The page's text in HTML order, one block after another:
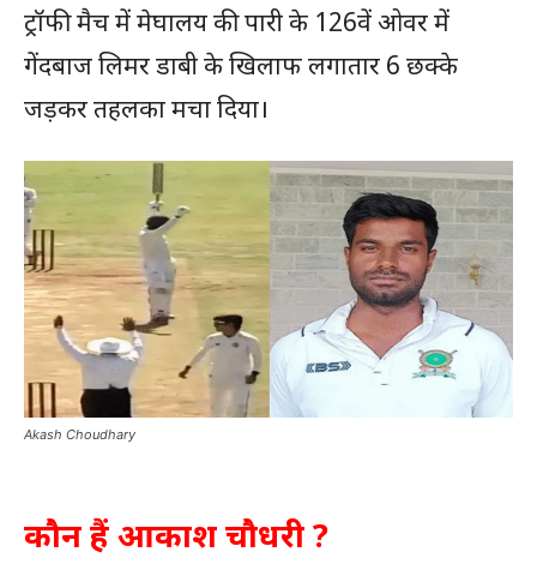
ट्रॉफी मैच में मेघालय की पारी के 126वें ओवर में
गेंदबाज लिमर डाबी के खिलाफ लगातार 6 छक्के
जड़कर तहलका मचा दिया।
Akash Choudhary
कौन हैं आकाश चौधरी ?